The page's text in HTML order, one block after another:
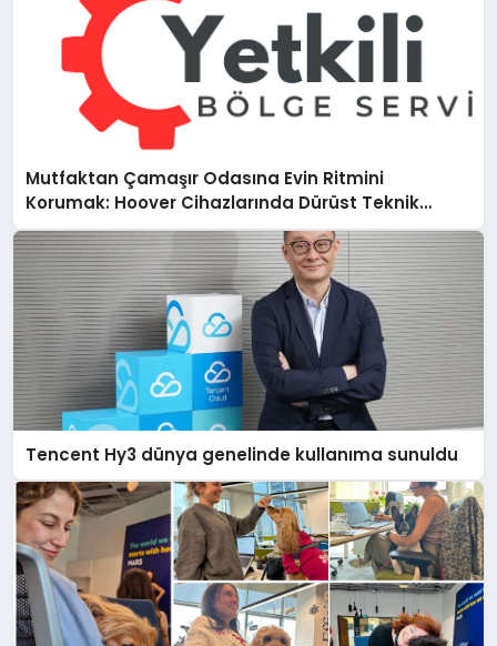
Mutfaktan Çamaşır Odasına Evin Ritmini
Korumak: Hoover Cihazlarında Dürüst Teknik
Destek Deneyimi
Tencent Hy3 dünya genelinde kullanıma sunuldu